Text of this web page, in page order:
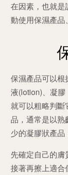
在因素，也就
動使用保濕產品
保濕產品可以
液(lotion)、凝膠
就可以粗略判
品，通常是以
少的凝膠狀產品
先確定自己的膚
接著再擦上適